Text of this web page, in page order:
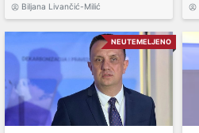
Biljana Livančić-Milić
NEUTEMELJENO